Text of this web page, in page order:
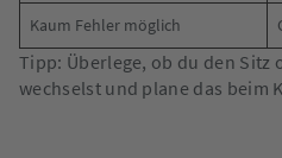
Kaum Fehler möglich
Tipp: Überlege, ob du den Sitz
wechselst und plane das beim